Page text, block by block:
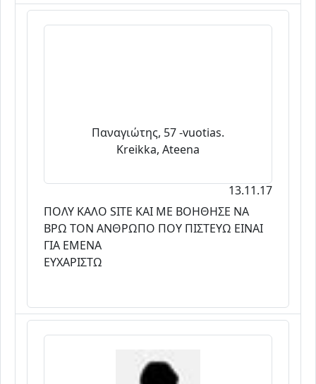
Παναγιώτης, 57 -vuotias.
Kreikka, Ateena
13.11.17
ΠΟΛΥ ΚΑΛΟ SITE ΚΑΙ ΜΕ ΒΟΗΘΗΣΕ ΝΑ
ΒΡΩ ΤΟΝ ΑΝΘΡΩΠΟ ΠΟΥ ΠΙΣΤΕΥΩ ΕΙΝΑΙ
ΓΙΑ ΕΜΕΝΑ
ΕΥΧΑΡΙΣΤΩ